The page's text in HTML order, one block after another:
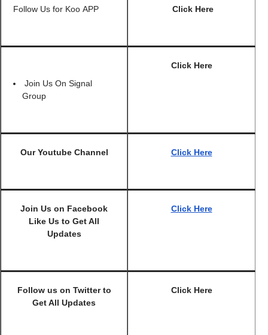
Follow Us for Koo APP Click Here
Join Us On Signal
Group
Click Here
Our Youtube Channel Click Here
Join Us on Facebook
Like Us to Get All
Updates
Click Here
Follow us on Twitter to
Get All Updates
Click Here